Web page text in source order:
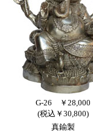
G-26 ￥28,000
(税込￥30,800)
真鍮製